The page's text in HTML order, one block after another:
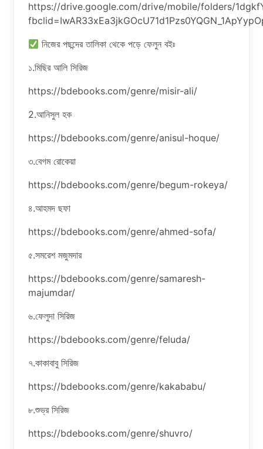
https://drive.google.com/drive/mobile/folders/
নিজের পছন্দের তালিকা থেকে পড়ে ফেলুন বইঃ
১.মিছির আলি সিরিজ
https://bdebooks.com/genre/misir-ali/
2.আনিসুল হক
https://bdebooks.com/genre/anisul-hoque/
৩.বেগম রোকেয়া
https://bdebooks.com/genre/begum-rokeya/
৪.আহমদ ছফা
https://bdebooks.com/genre/ahmed-sofa/
৫.সমরেশ মজুমদার
https://bdebooks.com/genre/samaresh-
majumdar/
৬.ফেলুদা সিরিজ
https://bdebooks.com/genre/feluda/
৭.কাকাবাবু সিরিজ
https://bdebooks.com/genre/kakababu/
৮.শুভ্র সিরিজ
https://bdebooks.com/genre/shuvro/